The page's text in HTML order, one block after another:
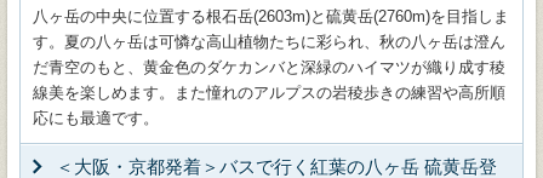
八ヶ岳の中央に位置する根石岳(2603m)と硫黄岳(2760m)を目指しま
す。夏の八ヶ岳は可憐な高山植物たちに彩られ、秋の八ヶ岳は澄ん
だ青空のもと、黄金色のダケカンバと深緑のハイマツが織り成す稜
線美を楽しめます。また憧れのアルプスの岩稜歩きの練習や高所順
応にも最適です。
＜大阪・京都発着＞バスで行く紅葉の八ヶ岳 硫黄岳登